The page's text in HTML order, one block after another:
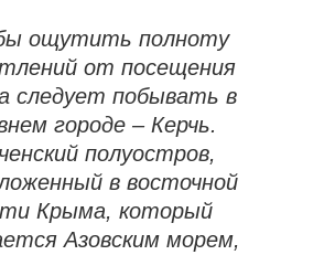
ощутить полноту
от посещения
следует побывать в
городе – Керчь.
полуостров,
в восточной
Крыма, который
Азовским морем,